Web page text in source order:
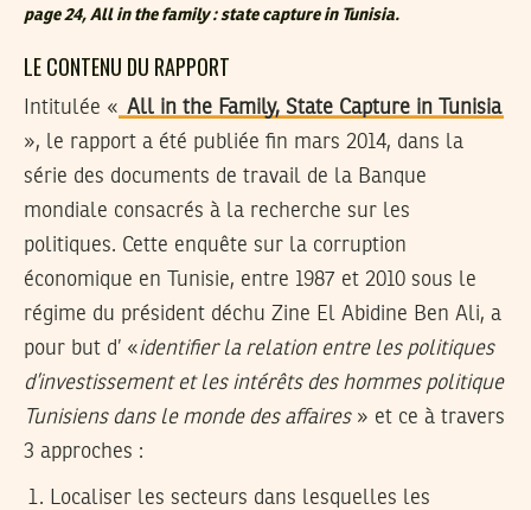
page 24, All in the family : state capture in Tunisia.
LE CONTENU DU RAPPORT
Intitulée « All in the Family, State Capture in Tunisia
», le rapport a été publiée fin mars 2014, dans la
série des documents de travail de la Banque
mondiale consacrés à la recherche sur les
politiques. Cette enquête sur la corruption
économique en Tunisie, entre 1987 et 2010 sous le
régime du président déchu Zine El Abidine Ben Ali, a
pour but d’ «identifier la relation entre les politiques
d’investissement et les intérêts des hommes politique
Tunisiens dans le monde des affaires» et ce à travers
3 approches :
Localiser les secteurs dans lesquelles les